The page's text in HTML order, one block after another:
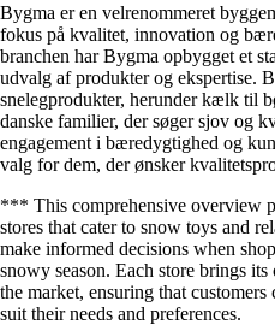
Bygma er en velrenommeret
fokus på kvalitet, innovation og
branchen har Bygma opbygget et
udvalg af produkter og ekspertise.
snelegprodukter, herunder kælk til
danske familier, der søger sjov og
engagement i bæredygtighed og
valg for dem, der ønsker
*** This comprehensive overview
stores that cater to snow toys and
make informed decisions when
snowy season. Each store brings
the market, ensuring that
suit their needs and preferences.